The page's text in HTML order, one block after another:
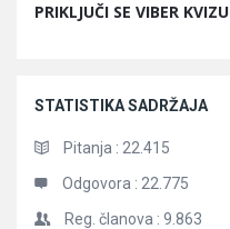
PRIKLJUČI SE VIBER KVIZU
STATISTIKA SADRŽAJA
Pitanja : 22.415
Odgovora : 22.775
Reg. članova : 9.863